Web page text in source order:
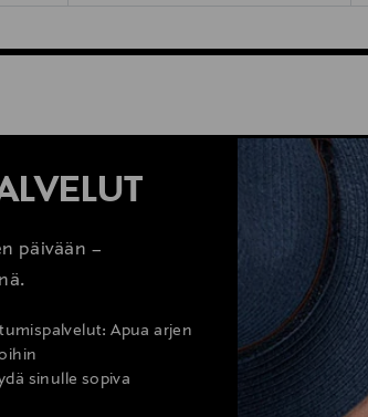
päivään –
Apua arjen
sinulle sopiva